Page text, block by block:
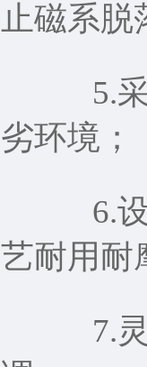
止磁系脱
5.采
劣环境；
6.设
艺耐用耐
7.灵